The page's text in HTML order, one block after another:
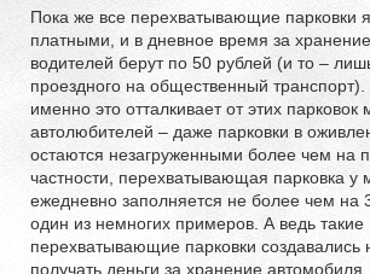
Пока же все перехватывающие парковки
платными, и в дневное время за
водителей берут по 50 рублей (и то –
проездного на общественный
именно это отталкивает от этих парковок
автолюбителей – даже парковки в
остаются незагруженными более чем на
частности, перехватывающая парковка у
ежедневно заполняется не более чем на
один из немногих примеров. А ведь такие
перехватывающие парковки создавались
получать деньги за хранение автомобиля,